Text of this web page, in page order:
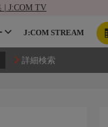
| J:COM TV
J:COM STREAM
詳細検索